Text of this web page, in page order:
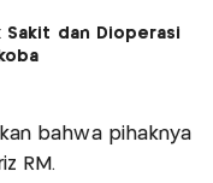
Sakit dan Dioperasi
bahwa pihaknya
RM.